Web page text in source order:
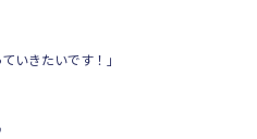
いきたいです！」